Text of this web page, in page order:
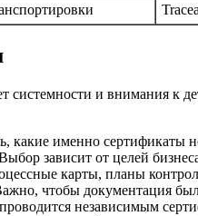
системности и внимания
какие именно
зависит от целей
карты, планы
чтобы документация
независимым